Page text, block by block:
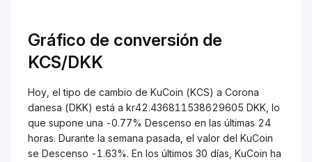
Gráfico de conversión de
KCS/DKK
Hoy, el tipo de cambio de KuCoin (KCS) a Corona
danesa (DKK) está a kr42.436811538629605 DKK, lo
que supone una -0.77% Descenso en las últimas 24
horas. Durante la semana pasada, el valor del KuCoin
se Descenso -1.63%. En los últimos 30 días, KuCoin ha